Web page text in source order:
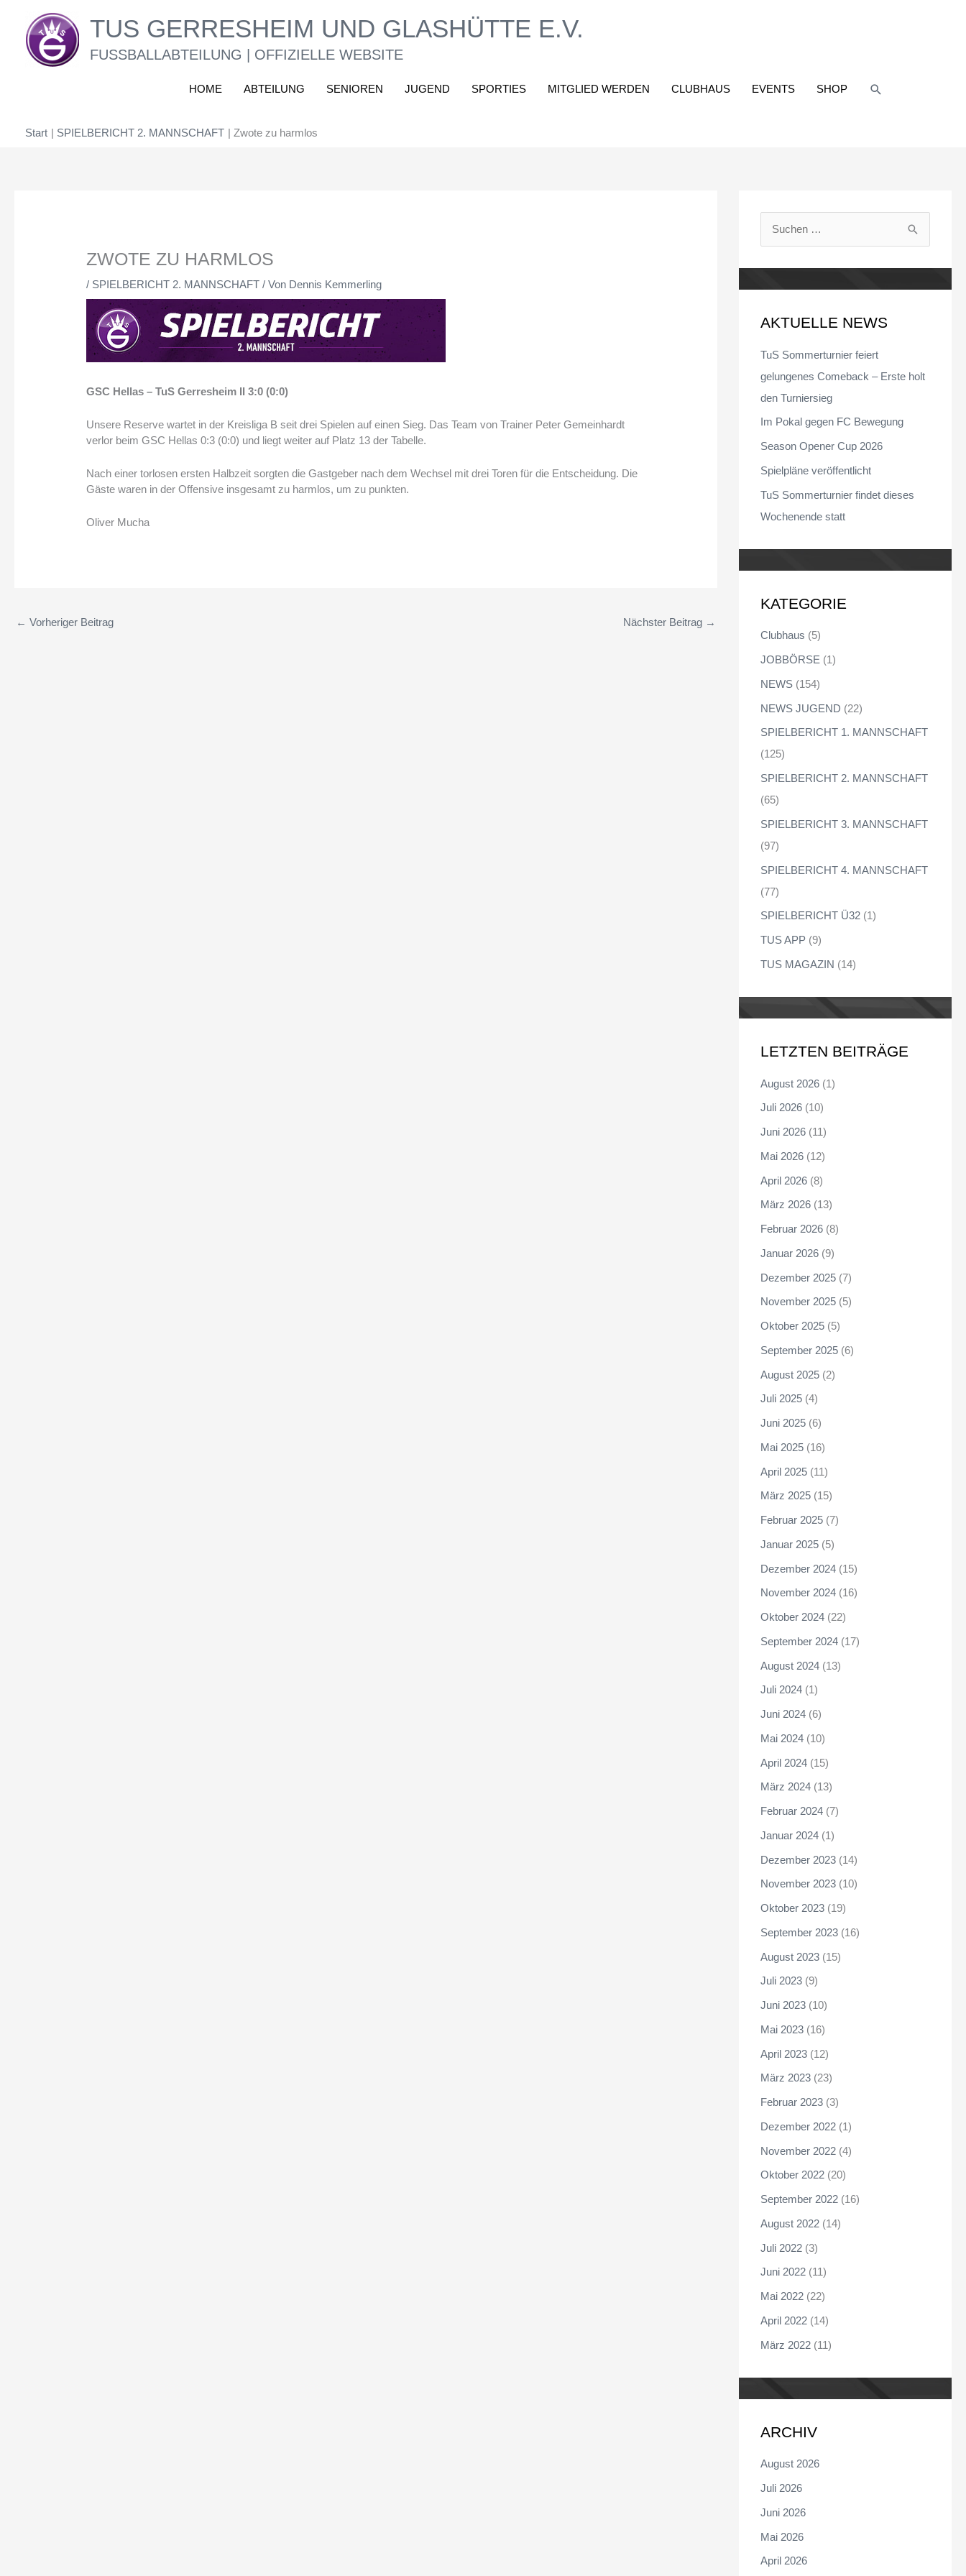
springen
TUS GERRESHEIM UND GLASHÜTTE E.V.
FUSSBALLABTEILUNG | OFFIZIELLE WEBSITE
HOME ABTEILUNG SENIOREN JUGEND SPORTIES MITGLIED WERDEN CLUBHAUS EVENTS SHOP Suchen
Start SPIELBERICHT 2. MANNSCHAFT Zwote zu harmlos
ZWOTE ZU HARMLOS
/ SPIELBERICHT 2. MANNSCHAFT / Von Dennis Kemmerling
GSC Hellas – TuS Gerresheim II 3:0 (0:0)
Unsere Reserve wartet in der Kreisliga B seit drei Spielen auf einen Sieg. Das Team von Trainer Peter Gemeinhardt
verlor beim GSC Hellas 0:3 (0:0) und liegt weiter auf Platz 13 der Tabelle.
Nach einer torlosen ersten Halbzeit sorgten die Gastgeber nach dem Wechsel mit drei Toren für die Entscheidung. Die
Gäste waren in der Offensive insgesamt zu harmlos, um zu punkten.
Oliver Mucha
← Vorheriger Beitrag Nächster Beitrag →
e
n
a
c
h
:
AKTUELLE NEWS
TuS Sommerturnier feiert
gelungenes Comeback – Erste holt
den Turniersieg
Im Pokal gegen FC Bewegung
Season Opener Cup 2026
Spielpläne veröffentlicht
TuS Sommerturnier findet dieses
Wochenende statt
KATEGORIE
Clubhaus (5)
JOBBÖRSE (1)
NEWS (154)
NEWS JUGEND (22)
SPIELBERICHT 1. MANNSCHAFT
(125)
SPIELBERICHT 2. MANNSCHAFT
(65)
SPIELBERICHT 3. MANNSCHAFT
(97)
SPIELBERICHT 4. MANNSCHAFT
(77)
SPIELBERICHT Ü32 (1)
TUS APP (9)
TUS MAGAZIN (14)
LETZTEN BEITRÄGE
August 2026 (1)
Juli 2026 (10)
Juni 2026 (11)
Mai 2026 (12)
April 2026 (8)
März 2026 (13)
Februar 2026 (8)
Januar 2026 (9)
Dezember 2025 (7)
November 2025 (5)
Oktober 2025 (5)
September 2025 (6)
August 2025 (2)
Juli 2025 (4)
Juni 2025 (6)
Mai 2025 (16)
April 2025 (11)
März 2025 (15)
Februar 2025 (7)
Januar 2025 (5)
Dezember 2024 (15)
November 2024 (16)
Oktober 2024 (22)
September 2024 (17)
August 2024 (13)
Juli 2024 (1)
Juni 2024 (6)
Mai 2024 (10)
April 2024 (15)
März 2024 (13)
Februar 2024 (7)
Januar 2024 (1)
Dezember 2023 (14)
November 2023 (10)
Oktober 2023 (19)
September 2023 (16)
August 2023 (15)
Juli 2023 (9)
Juni 2023 (10)
Mai 2023 (16)
April 2023 (12)
März 2023 (23)
Februar 2023 (3)
Dezember 2022 (1)
November 2022 (4)
Oktober 2022 (20)
September 2022 (16)
August 2022 (14)
Juli 2022 (3)
Juni 2022 (11)
Mai 2022 (22)
April 2022 (14)
März 2022 (11)
ARCHIV
August 2026
Juli 2026
Juni 2026
Mai 2026
April 2026